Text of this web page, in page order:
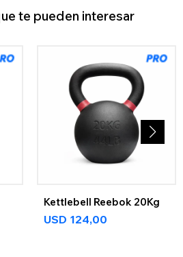
te pueden interesar
Kettlebell Reebok 20Kg
USD 124,00